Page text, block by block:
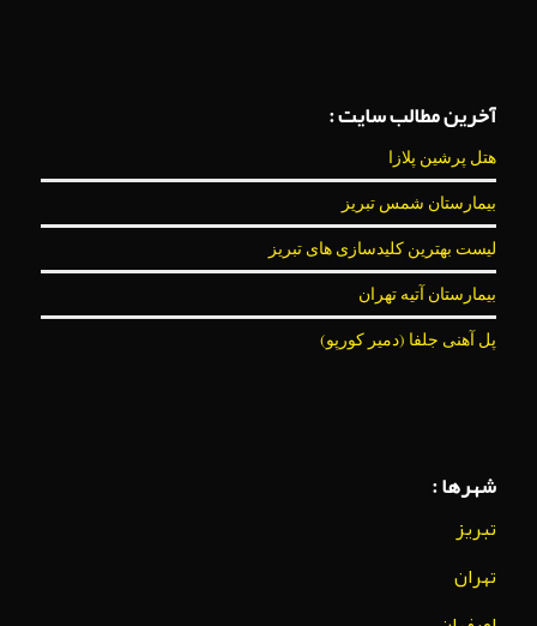
آخرین مطالب سایت :
هتل پرشین پلازا
بیمارستان شمس تبریز
لیست بهترین کلیدسازی های تبریز
بیمارستان آتیه تهران
پل آهنی جلفا (دمیر کورپو)
شهرها :
تبریز
تهران